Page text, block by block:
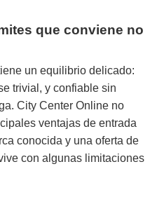
que conviene no
un equilibrio delicado:
trivial, y confiable sin
City Center Online no
ventajas de entrada
conocida y una oferta de
con algunas limitaciones